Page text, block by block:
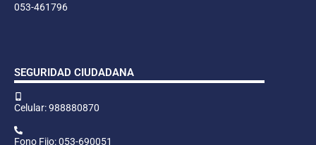
053-461796
SEGURIDAD CIUDADANA
Celular: 988880870
Fono Fijo: 053-690051